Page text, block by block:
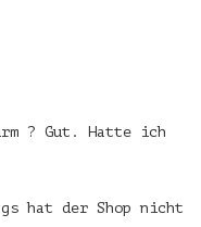
? Gut. Hatte ich
hat der Shop nicht